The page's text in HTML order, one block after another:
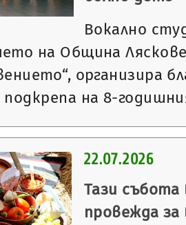
Вокално
на Община
организира
на 8-
22.07.2026
Тази събота
провежда